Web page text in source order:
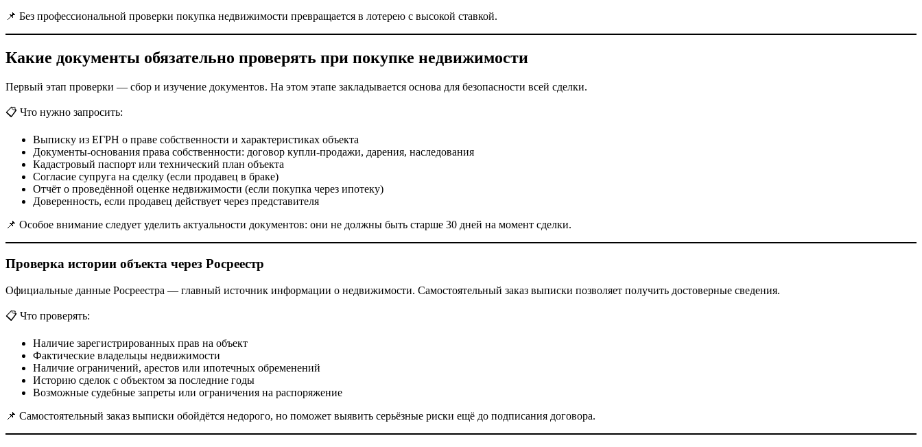
📌 Без профессиональной проверки покупка недвижимости превращается в лотерею с высокой ставкой.
Какие документы обязательно проверять при покупке недвижимости
Первый этап проверки — сбор и изучение документов. На этом этапе закладывается основа для безопасности всей сделки.
📋 Что нужно запросить:
Выписку из ЕГРН о праве собственности и характеристиках объекта
Документы-основания права собственности: договор купли-продажи, дарения, наследования
Кадастровый паспорт или технический план объекта
Согласие супруга на сделку (если продавец в браке)
Отчёт о проведённой оценке недвижимости (если покупка через ипотеку)
Доверенность, если продавец действует через представителя
📌 Особое внимание следует уделить актуальности документов: они не должны быть старше 30 дней на момент сделки.
Проверка истории объекта через Росреестр
Официальные данные Росреестра — главный источник информации о недвижимости. Самостоятельный заказ выписки позволяет получить достоверные сведения.
📋 Что проверять:
Наличие зарегистрированных прав на объект
Фактические владельцы недвижимости
Наличие ограничений, арестов или ипотечных обременений
Историю сделок с объектом за последние годы
Возможные судебные запреты или ограничения на распоряжение
📌 Самостоятельный заказ выписки обойдётся недорого, но поможет выявить серьёзные риски ещё до подписания договора.